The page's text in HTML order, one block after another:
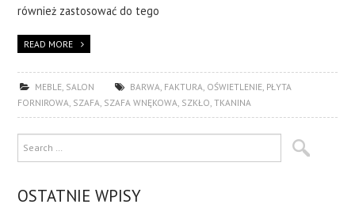
również zastosować do tego
READ MORE
MEBLE, SALON BARWA, FAKTURA, OŚWIETLENIE, PŁYTA
FORNIROWA, SZAFA, SZAFA WNĘKOWA, SZKŁO,TKANINA
OSTATNIE WPISY